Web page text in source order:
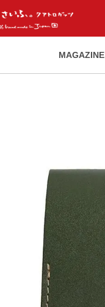
MAGAZINE